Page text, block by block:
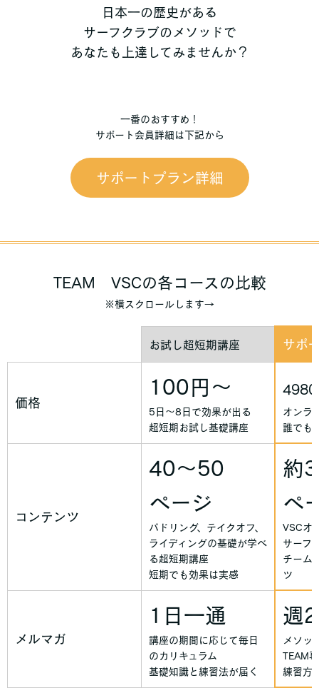
日本一の歴史がある
サーフクラブのメソッドで
あなたも上達してみませんか？
一番のおすすめ！
サポート会員詳細は下記から
サポートプラン詳細
TEAM VSCの各コースの比較
※横スクロールします→
お試し超短期講座 サポ
価格
100円～
5日～8日で効果が出る
超短期お試し基礎講座
4980
オンラ
誰でも
コンテンツ
40～50
ページ
パドリング、テイクオフ、
ライディングの基礎が学べ
る超短期講座
短期でも効果は実感
約
ペ
VSCオ
サーフ
チーム
ツ
メルマガ
1日一通
講座の期間に応じて毎日
のカリキュラム
基礎知識と練習法が届く
週
メソッ
TEAM
練習方